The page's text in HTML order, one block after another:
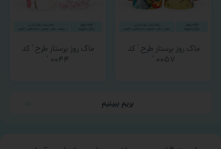
ماگ روز پرستار طرح ‘ کد
۰۰۵۷ ‘
ماگ روز پرستار طرح ‘ کد
۰۰۴۴ ‘
بریم ببینیم